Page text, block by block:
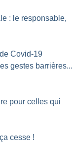
: le responsable,
Covid-19
gestes
pour celles qui
cesse !